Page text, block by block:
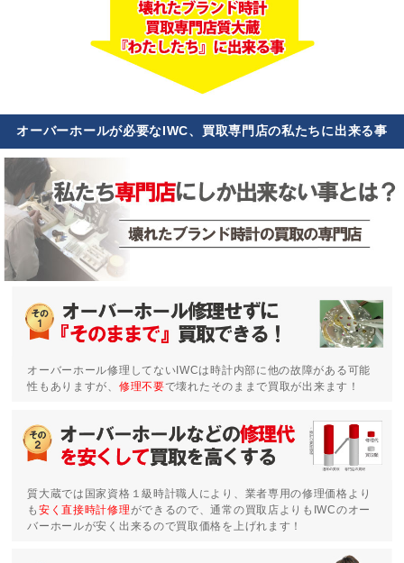
オーバーホールが必要なIWC、買取専門店の私たちに出来る事
オーバーホール修理してないIWCは時計内部に他の故障がある可能
性もありますが、 修理不要で壊れたそのままで買取が出来ます！
質大蔵では国家資格１級時計職人により、業者専用の修理価格より
も 安く直接時計修理ができるので、通常の買取店よりもIWCのオー
バーホールが安く出来るので買取価格を上げれます！